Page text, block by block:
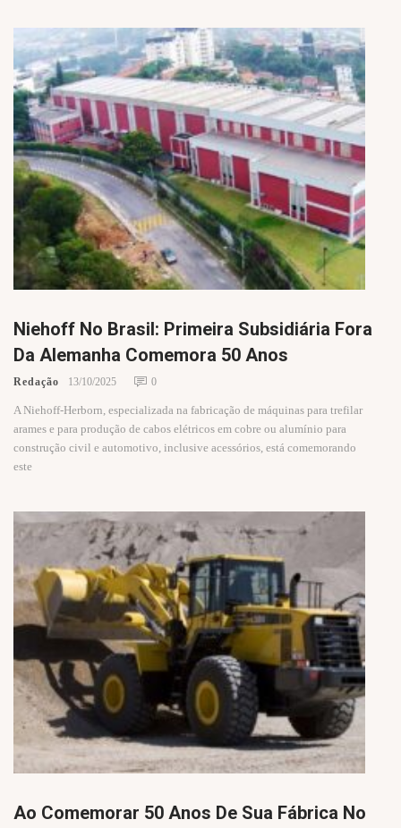
Niehoff No Brasil: Primeira Subsidiária Fora
Da Alemanha Comemora 50 Anos
Redação 13/10/2025 0
A Niehoff-Herborn, especializada na fabricação de máquinas para trefilar
arames e para produção de cabos elétricos em cobre ou alumínio para
construção civil e automotivo, inclusive acessórios, está comemorando
este
Ao Comemorar 50 Anos De Sua Fábrica No